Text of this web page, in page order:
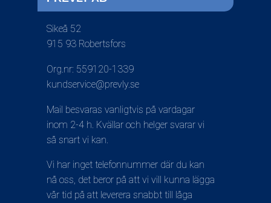
Sikeå 52
915 93 Robertsfors
Org.nr: 559120-1339
kundservice@prevly.se
Mail besvaras vanligtvis på vardagar
inom 2-4 h. Kvällar och helger svarar vi
så snart vi kan.
Vi har inget telefonnummer där du kan
nå oss, det beror på att vi vill kunna lägga
vår tid på att leverera snabbt till låga